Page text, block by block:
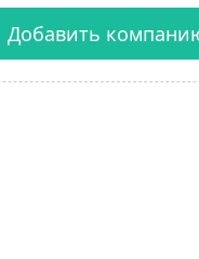
Добавить